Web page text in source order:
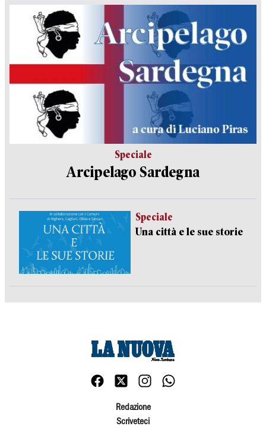
Speciale
Arcipelago Sardegna
Speciale
Una città e le sue storie
Redazione
Scriveteci